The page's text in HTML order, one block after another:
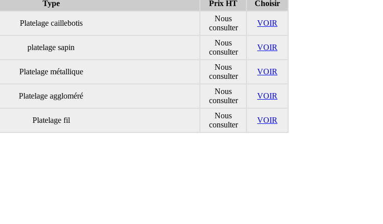
Type Prix HT Choisir
Platelage caillebotis
Nous
consulter
VOIR
platelage sapin
Nous
consulter
VOIR
Platelage métallique
Nous
consulter
VOIR
Platelage aggloméré
Nous
consulter
VOIR
Platelage fil
Nous
consulter
VOIR